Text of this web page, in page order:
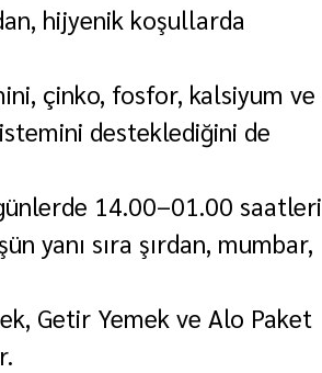
hijyenik koşullarda
çinko, fosfor, kalsiyum ve
desteklediğini de
14.00–01.00 saatleri
yanı sıra şırdan, mumbar,
Getir Yemek ve Alo Paket